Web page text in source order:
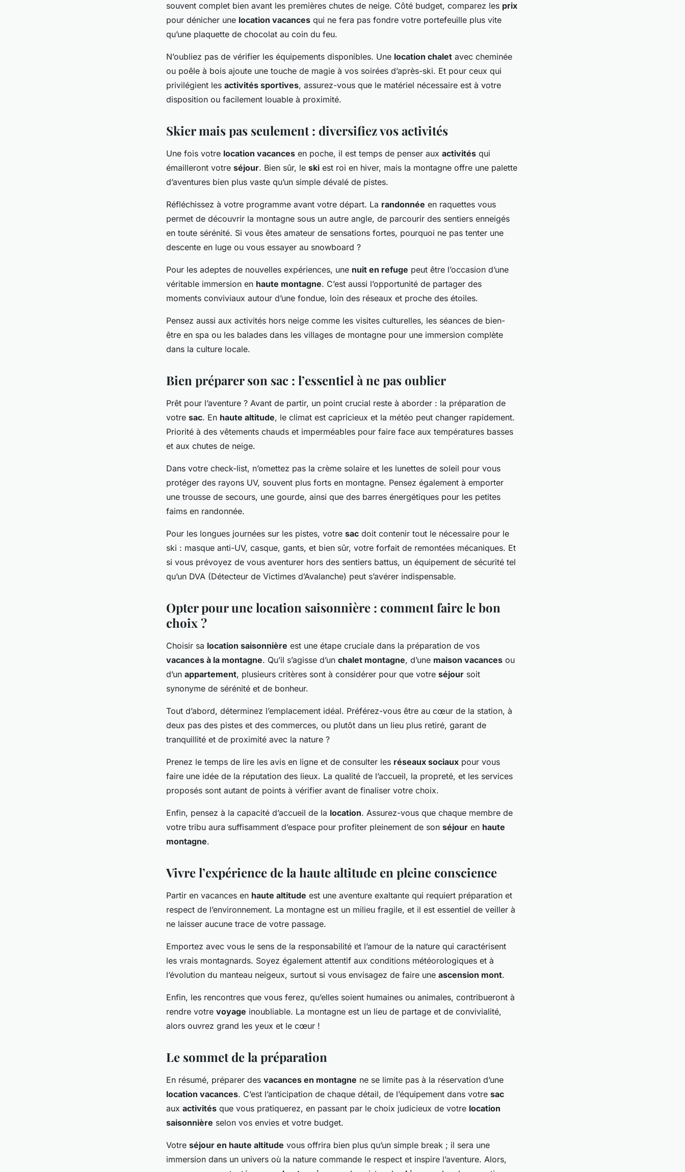
souvent complet bien avant les premières chutes de neige. Côté budget, comparez les prix
pour dénicher une location vacances qui ne fera pas fondre votre portefeuille plus vite
qu’une plaquette de chocolat au coin du feu.
N’oubliez pas de vérifier les équipements disponibles. Une location chalet avec cheminée
ou poêle à bois ajoute une touche de magie à vos soirées d’après-ski. Et pour ceux qui
privilégient les activités sportives, assurez-vous que le matériel nécessaire est à votre
disposition ou facilement louable à proximité.
Skier mais pas seulement : diversifiez vos activités
Une fois votre location vacances en poche, il est temps de penser aux activités qui
émailleront votre séjour. Bien sûr, le ski est roi en hiver, mais la montagne offre une palette
d’aventures bien plus vaste qu’un simple dévalé de pistes.
Réfléchissez à votre programme avant votre départ. La randonnée en raquettes vous
permet de découvrir la montagne sous un autre angle, de parcourir des sentiers enneigés
en toute sérénité. Si vous êtes amateur de sensations fortes, pourquoi ne pas tenter une
descente en luge ou vous essayer au snowboard ?
Pour les adeptes de nouvelles expériences, une nuit en refuge peut être l’occasion d’une
véritable immersion en haute montagne. C’est aussi l’opportunité de partager des
moments conviviaux autour d’une fondue, loin des réseaux et proche des étoiles.
Pensez aussi aux activités hors neige comme les visites culturelles, les séances de bien-
être en spa ou les balades dans les villages de montagne pour une immersion complète
dans la culture locale.
Bien préparer son sac : l’essentiel à ne pas oublier
Prêt pour l’aventure ? Avant de partir, un point crucial reste à aborder : la préparation de
votre sac. En haute altitude, le climat est capricieux et la météo peut changer rapidement.
Priorité à des vêtements chauds et imperméables pour faire face aux températures basses
et aux chutes de neige.
Dans votre check-list, n’omettez pas la crème solaire et les lunettes de soleil pour vous
protéger des rayons UV, souvent plus forts en montagne. Pensez également à emporter
une trousse de secours, une gourde, ainsi que des barres énergétiques pour les petites
faims en randonnée.
Pour les longues journées sur les pistes, votre sac doit contenir tout le nécessaire pour le
ski : masque anti-UV, casque, gants, et bien sûr, votre forfait de remontées mécaniques. Et
si vous prévoyez de vous aventurer hors des sentiers battus, un équipement de sécurité tel
qu’un DVA (Détecteur de Victimes d’Avalanche) peut s’avérer indispensable.
Opter pour une location saisonnière : comment faire le bon
choix ?
Choisir sa location saisonnière est une étape cruciale dans la préparation de vos
vacances à la montagne. Qu’il s’agisse d’un chalet montagne, d’une maison vacances ou
d’un appartement, plusieurs critères sont à considérer pour que votre séjour soit
synonyme de sérénité et de bonheur.
Tout d’abord, déterminez l’emplacement idéal. Préférez-vous être au cœur de la station, à
deux pas des pistes et des commerces, ou plutôt dans un lieu plus retiré, garant de
tranquillité et de proximité avec la nature ?
Prenez le temps de lire les avis en ligne et de consulter les réseaux sociaux pour vous
faire une idée de la réputation des lieux. La qualité de l’accueil, la propreté, et les services
proposés sont autant de points à vérifier avant de finaliser votre choix.
Enfin, pensez à la capacité d’accueil de la location. Assurez-vous que chaque membre de
votre tribu aura suffisamment d’espace pour profiter pleinement de son séjour en haute
montagne.
Vivre l’expérience de la haute altitude en pleine conscience
Partir en vacances en haute altitude est une aventure exaltante qui requiert préparation et
respect de l’environnement. La montagne est un milieu fragile, et il est essentiel de veiller à
ne laisser aucune trace de votre passage.
Emportez avec vous le sens de la responsabilité et l’amour de la nature qui caractérisent
les vrais montagnards. Soyez également attentif aux conditions météorologiques et à
l’évolution du manteau neigeux, surtout si vous envisagez de faire une ascension mont.
Enfin, les rencontres que vous ferez, qu’elles soient humaines ou animales, contribueront à
rendre votre voyage inoubliable. La montagne est un lieu de partage et de convivialité,
alors ouvrez grand les yeux et le cœur !
Le sommet de la préparation
En résumé, préparer des vacances en montagne ne se limite pas à la réservation d’une
location vacances. C’est l’anticipation de chaque détail, de l’équipement dans votre sac
aux activités que vous pratiquerez, en passant par le choix judicieux de votre location
saisonnière selon vos envies et votre budget.
Votre séjour en haute altitude vous offrira bien plus qu’un simple break ; il sera une
immersion dans un univers où la nature commande le respect et inspire l’aventure. Alors,